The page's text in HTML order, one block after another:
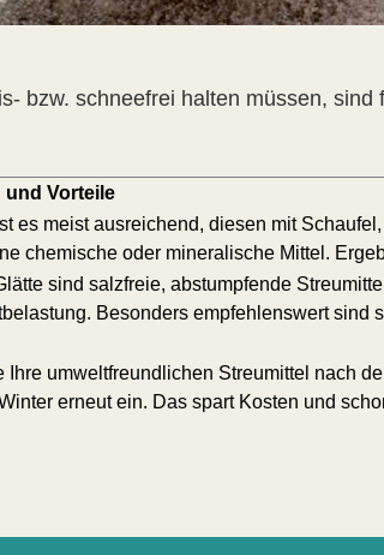
bzw. schneefrei halten müssen, sind
Vorteile
es meist ausreichend, diesen mit
chemische oder mineralische Mittel.
sind salzfreie, abstumpfende
Besonders empfehlenswert sind
Ihre umweltfreundlichen Streumittel nach
erneut ein. Das spart Kosten und